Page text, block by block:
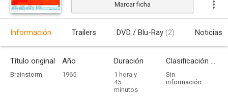
Marcar ficha
Información Trailers DVD / Blu-Ray (2) Noticias
Título original
Brainstorm
Año
1965
Duración
1 hora y
45
minutos
Clasificación por edades
Sin
información